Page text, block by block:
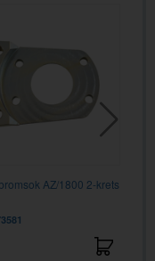
AZ/1800 2-krets